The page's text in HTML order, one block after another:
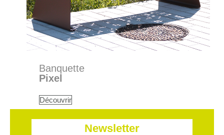
Banquette
Pixel
Découvrir
Newsletter